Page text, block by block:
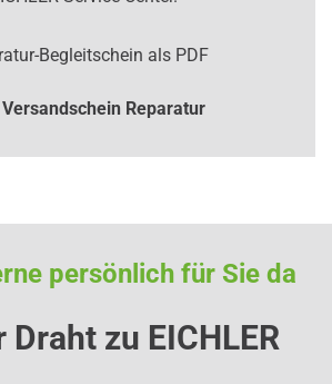
Begleitschein als PDF
Versandschein Reparatur
persönlich für Sie da
Draht zu EICHLER